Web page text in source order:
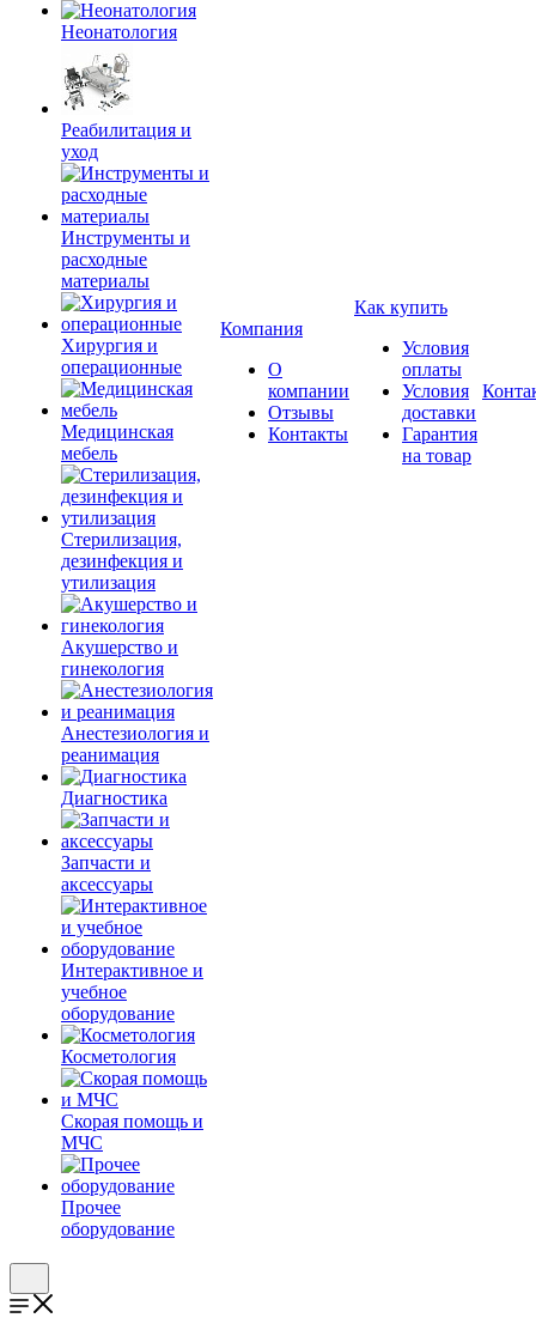
Неонатология
Реабилитация и
уход
Инструменты и
расходные
материалы
Хирургия и
операционные
Медицинская
мебель
Стерилизация,
дезинфекция и
утилизация
Акушерство и
гинекология
Анестезиология и
реанимация
Диагностика
Запчасти и
аксессуары
Интерактивное и
учебное
оборудование
Косметология
Скорая помощь и
МЧС
Прочее
оборудование
Компания
О
компании
Отзывы
Контакты
Как купить
Условия
оплаты
Условия
доставки
Гарантия
на товар